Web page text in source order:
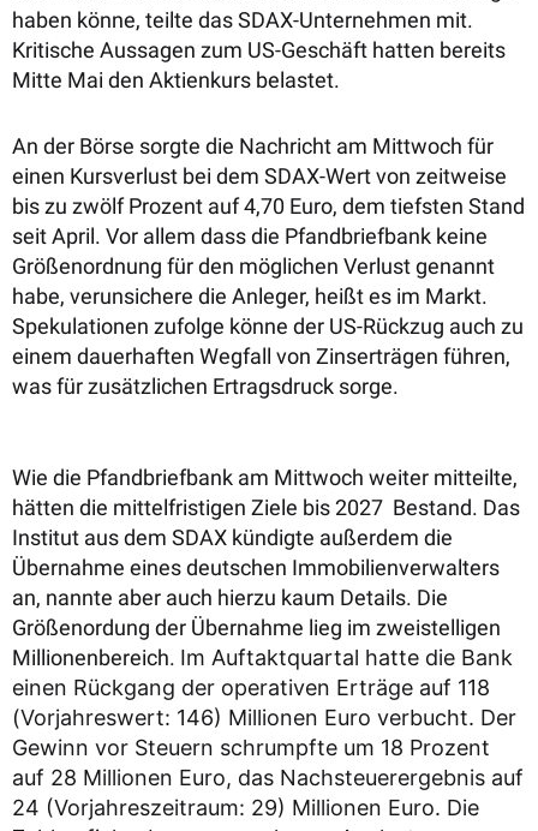
haben könne, teilte das SDAX-Unternehmen mit.
Kritische Aussagen zum US-Geschäft hatten bereits
Mitte Mai den Aktienkurs belastet.
An der Börse sorgte die Nachricht am Mittwoch für
einen Kursverlust bei dem SDAX-Wert von zeitweise
bis zu zwölf Prozent auf 4,70 Euro, dem tiefsten Stand
seit April. Vor allem dass die Pfandbriefbank keine
Größenordnung für den möglichen Verlust genannt
habe, verunsichere die Anleger, heißt es im Markt.
Spekulationen zufolge könne der US-Rückzug auch zu
einem dauerhaften Wegfall von Zinserträgen führen,
was für zusätzlichen Ertragsdruck sorge.
Wie die Pfandbriefbank am Mittwoch weiter mitteilte,
hätten die mittelfristigen Ziele bis 2027 Bestand. Das
Institut aus dem SDAX kündigte außerdem die
Übernahme eines deutschen Immobilienverwalters
an, nannte aber auch hierzu kaum Details. Die
Größenordung der Übernahme lieg im zweistelligen
Millionenbereich. Im Auftaktquartal hatte die Bank
einen Rückgang der operativen Erträge auf 118
(Vorjahreswert: 146) Millionen Euro verbucht. Der
Gewinn vor Steuern schrumpfte um 18 Prozent
auf 28 Millionen Euro, das Nachsteuerergebnis auf
24 (Vorjahreszeitraum: 29) Millionen Euro. Die